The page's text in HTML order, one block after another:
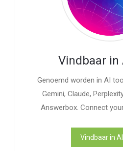
Vindbaar in
Genoemd worden in AI
Gemini, Claude,
Answerbox. Connect
Vindbaar in